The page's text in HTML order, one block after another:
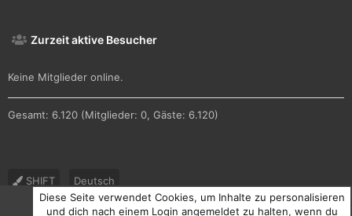
Zurzeit aktive Besucher
Keine Mitglieder online.
Gesamt: 6.120 (Mitglieder: 0, Gäste: 6.120)
SHIFT
Deutsch
Nutzungsbedingungen
Datenschutz Hilfe und Impressum
Diese Seite verwendet Cookies, um Inhalte zu personalisieren
und dich nach einem Login angemeldet zu halten, wenn du